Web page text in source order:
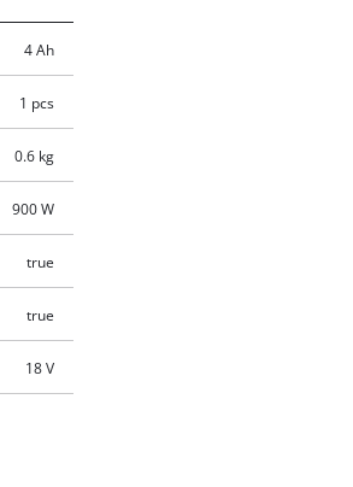
4 Ah
1 pcs
0.6 kg
900 W
true
true
18 V